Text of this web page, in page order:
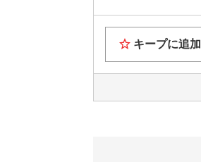
キープに追加